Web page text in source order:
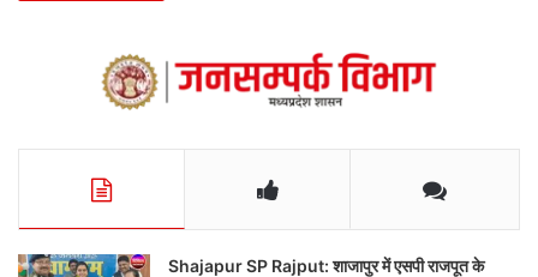
Shajapur SP Rajput: शाजापुर में एसपी राजपूत के